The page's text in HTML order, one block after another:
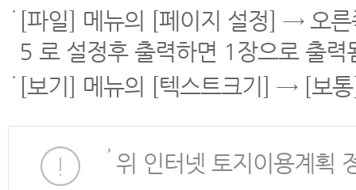
[파일] 메뉴의 [페이지 설정] → 오
5 로 설정후 출력하면 1장으로 출력
[보기] 메뉴의 [텍스트크기] → [보
위 인터넷 토지이용계획